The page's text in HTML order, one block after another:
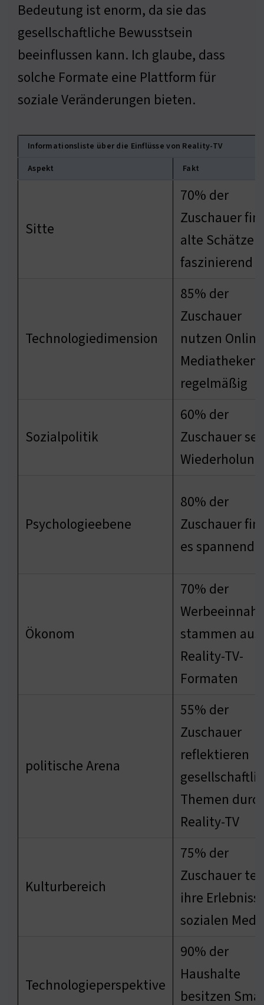
Bedeutung ist enorm, da sie das
gesellschaftliche Bewusstsein
beeinflussen kann. Ich glaube, dass
solche Formate eine Plattform für
soziale Veränderungen bieten.
Informationsliste über die Einflüsse von Reality-TV
Aspekt
Fakt
Sitte
70% der
Zuschauer
alte Schätze
faszinierend
Technologiedimension
85% der
Zuschauer
nutzen
Mediatheken
regelmäßig
Sozialpolitik
60% der
Zuschauer
Psychologieebene
80% der
Zuschauer
es spannend
Ökonom
70% der
stammen aus
Reality-TV-
Formaten
politische Arena
55% der
Zuschauer
reflektieren
Themen
Reality-TV
Kulturbereich
75% der
Zuschauer
ihre
sozialen
Technologieperspektive
90% der
Haushalte
besitzen